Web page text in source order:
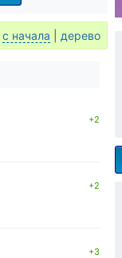
с начала дерево
+2
+2
+3